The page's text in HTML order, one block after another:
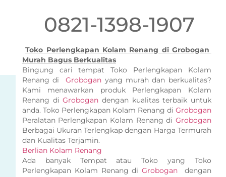
0821-1398-1907
Toko Perlengkapan Kolam Renang di Grobogan
Murah Bagus Berkualitas
Bingung cari tempat Toko Perlengkapan Kolam
Renang diGrobogan yang murah dan berkualitas?
Kami menawarkan produk Perlengkapan Kolam
Renang diGrobogan dengan kualitas terbaik untuk
anda. Toko Perlengkapan Kolam Renang di Grobogan
Peralatan Perlengkapan Kolam Renang di Grobogan
Berbagai Ukuran Terlengkap dengan Harga Termurah
dan Kualitas Terjamin.
Berlian Kolam Renang
Ada banyak Tempat atau Toko yang Toko
Perlengkapan Kolam Renang diGrobogan
dengan